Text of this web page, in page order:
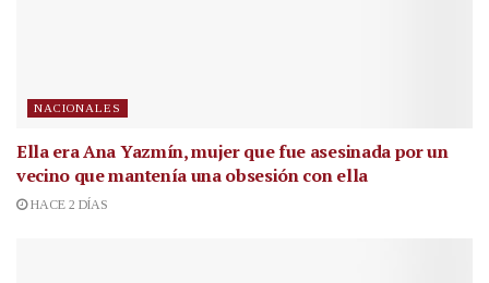
NACIONALES
Ella era Ana Yazmín, mujer que fue asesinada por un
vecino que mantenía una obsesión con ella
HACE 2 DÍAS